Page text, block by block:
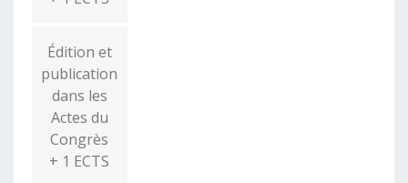
Édition et
publication
dans les
Actes du
Congrès
+ 1 ECTS